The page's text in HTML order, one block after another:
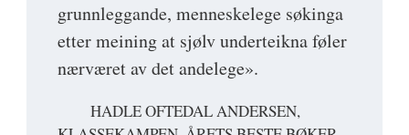
grunnleggande, menneskelege søkinga
etter meining at sjølv underteikna føler
nærværet av det andelege».
HADLE OFTEDAL ANDERSEN,